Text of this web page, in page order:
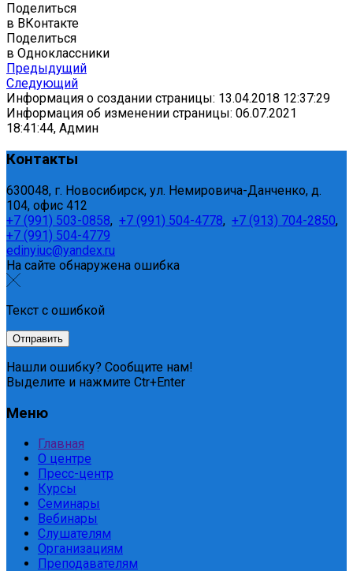
Поделиться
в ВКонтакте
Поделиться
в Одноклассники
Предыдущий
Следующий
Информация о создании страницы: 13.04.2018 12:37:29
Информация об изменении страницы: 06.07.2021
18:41:44, Админ
Контакты
630048, г. Новосибирск, ул. Немировича-Данченко, д.
104, офис 412
+7 (991) 503-0858, +7 (991) 504-4778, +7 (913) 704-2850,
+7 (991) 504-4779
edinyiuc@yandex.ru
На сайте обнаружена ошибка
Текст с ошибкой
Нашли ошибку? Сообщите нам!
Выделите и нажмите Ctr+Enter
Меню
Главная
О центре
Пресс-центр
Курсы
Семинары
Вебинары
Слушателям
Организациям
Преподавателям